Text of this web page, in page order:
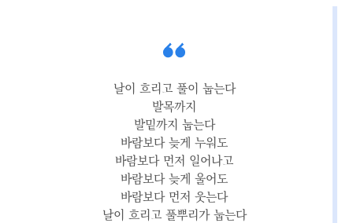
날이 흐리고 풀이 눕는다
발목까지
발밑까지 눕는다
바람보다 늦게 누워도
바람보다 먼저 일어나고
바람보다 늦게 울어도
바람보다 먼저 웃는다
날이 흐리고 풀뿌리가 눕는다